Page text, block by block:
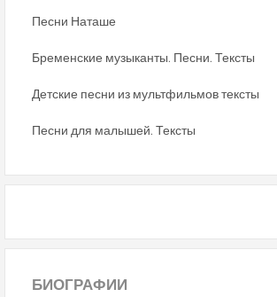
Песни Наташе
Бременские музыканты. Песни. Тексты
Детские песни из мультфильмов тексты
Песни для малышей. Тексты
БИОГРАФИИ